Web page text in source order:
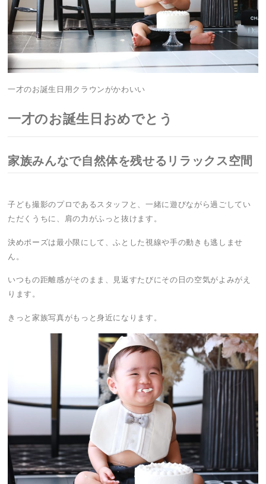
一才のお誕生日用クラウンがかわいい
一才のお誕生日おめでとう
家族みんなで自然体を残せるリラックス空間
子ども撮影のプロであるスタッフと、一緒に遊びながら過ごしてい
ただくうちに、肩の力がふっと抜けます。
決めポーズは最小限にして、ふとした視線や手の動きも逃しませ
ん。
いつもの距離感がそのまま、見返すたびにその日の空気がよみがえ
ります。
きっと家族写真がもっと身近になります。